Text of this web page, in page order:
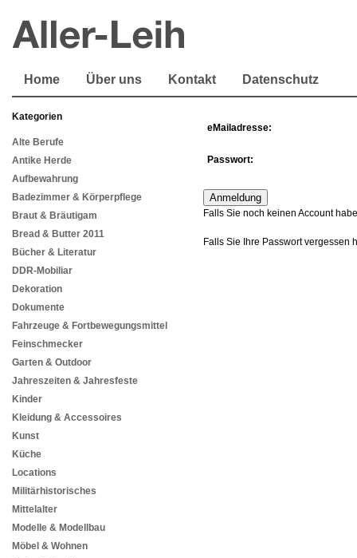
Home Über uns Kontakt Datenschutz
Kategorien
Alte Berufe
Antike Herde
Aufbewahrung
Badezimmer & Körperpflege
Braut & Bräutigam
Bread & Butter 2011
Bücher & Literatur
DDR-Mobiliar
Dekoration
Dokumente
Fahrzeuge & Fortbewegungsmittel
Feinschmecker
Garten & Outdoor
Jahreszeiten & Jahresfeste
Kinder
Kleidung & Accessoires
Kunst
Küche
Locations
Militärhistorisches
Mittelalter
Modelle & Modellbau
Möbel & Wohnen
eMailadresse:
Passwort:
Falls Sie noch keinen Account
Falls Sie Ihre Passwort vergessen